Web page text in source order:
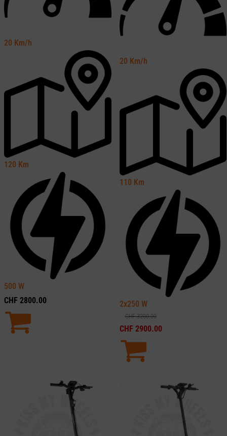
20 Km/h
120 Km
500 W
CHF 2800.00
20 Km/h
110 Km
2x250 W
CHF3200.00
CHF 2900.00